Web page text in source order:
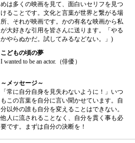
めは多くの映画を見て、面白いセリフを見つ
けることです。文化と言葉が世界と繋がる場
所、それが映画です。かの有名な映画から私
が大好きな引用を皆さんに送ります。「やる
かやらぬかだ。試してみるなどない。」)
こどもの頃の夢
I wanted to be an actor.（俳優）
～メッセージ～
「常に自分自身を見失わないように！」いつ
もこの言葉を自分に言い聞かせています。自
分以外の誰も自分を変えることはできない。
他人に流されることなく、自分を貫く事も必
要です。まずは自分の決断を！